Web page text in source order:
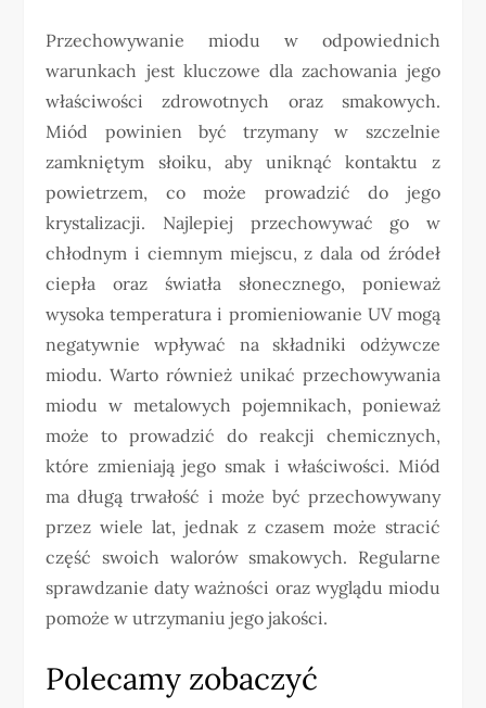
Przechowywanie miodu w odpowiednich
warunkach jest kluczowe dla zachowania jego
właściwości zdrowotnych oraz smakowych.
Miód powinien być trzymany w szczelnie
zamkniętym słoiku, aby uniknąć kontaktu z
powietrzem, co może prowadzić do jego
krystalizacji. Najlepiej przechowywać go w
chłodnym i ciemnym miejscu, z dala od źródeł
ciepła oraz światła słonecznego, ponieważ
wysoka temperatura i promieniowanie UV mogą
negatywnie wpływać na składniki odżywcze
miodu. Warto również unikać przechowywania
miodu w metalowych pojemnikach, ponieważ
może to prowadzić do reakcji chemicznych,
które zmieniają jego smak i właściwości. Miód
ma długą trwałość i może być przechowywany
przez wiele lat, jednak z czasem może stracić
część swoich walorów smakowych. Regularne
sprawdzanie daty ważności oraz wyglądu miodu
pomoże w utrzymaniu jego jakości.
Polecamy zobaczyć